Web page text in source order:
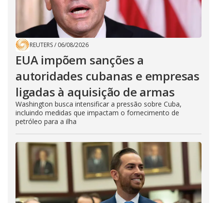
REUTERS/ 06/08/2026
EUA impõem sanções a
autoridades cubanas e empresas
ligadas à aquisição de armas
Washington busca intensificar a pressão sobre Cuba,
incluindo medidas que impactam o fornecimento de
petróleo para a ilha